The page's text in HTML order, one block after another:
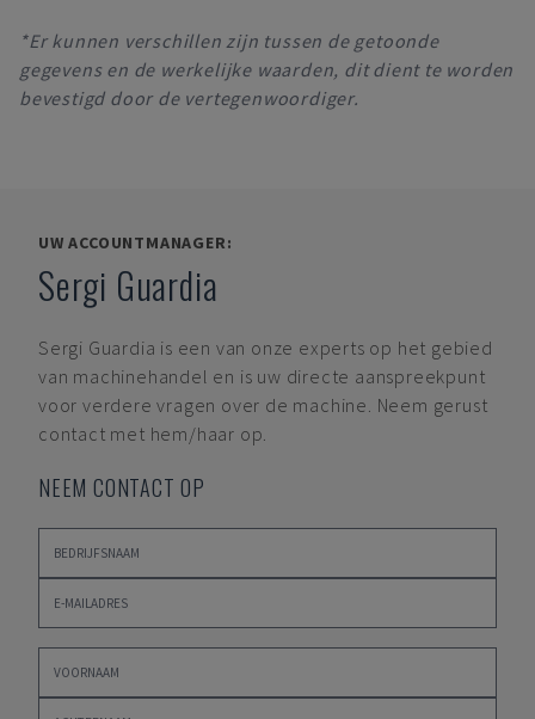
*Er kunnen verschillen zijn tussen de getoonde
gegevens en de werkelijke waarden, dit dient te worden
bevestigd door de vertegenwoordiger.
UW ACCOUNTMANAGER:
Sergi Guardia
Sergi Guardia is een van onze experts op het gebied
van machinehandel en is uw directe aanspreekpunt
voor verdere vragen over de machine. Neem gerust
contact met hem/haar op.
NEEM CONTACT OP